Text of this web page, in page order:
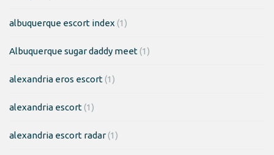
albuquerque escort index (1)
Albuquerque sugar daddy meet(1)
alexandria eros escort(1)
alexandria escort(1)
alexandria escort radar(1)